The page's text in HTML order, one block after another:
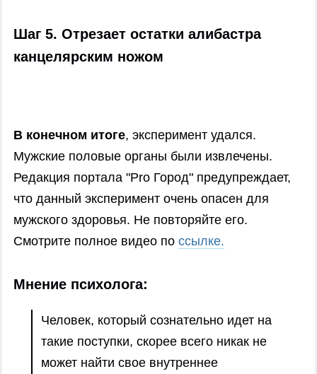
Шаг 5. Отрезает остатки алибастра
канцелярским ножом
В конечном итоге, эксперимент удался.
Мужские половые органы были извлечены.
Редакция портала "Pro Город" предупреждает,
что данный эксперимент очень опасен для
мужского здоровья. Не повторяйте его.
Смотрите полное видео по ссылке.
Мнение психолога:
Человек, который сознательно идет на
такие поступки, скорее всего никак не
может найти свое внутреннее